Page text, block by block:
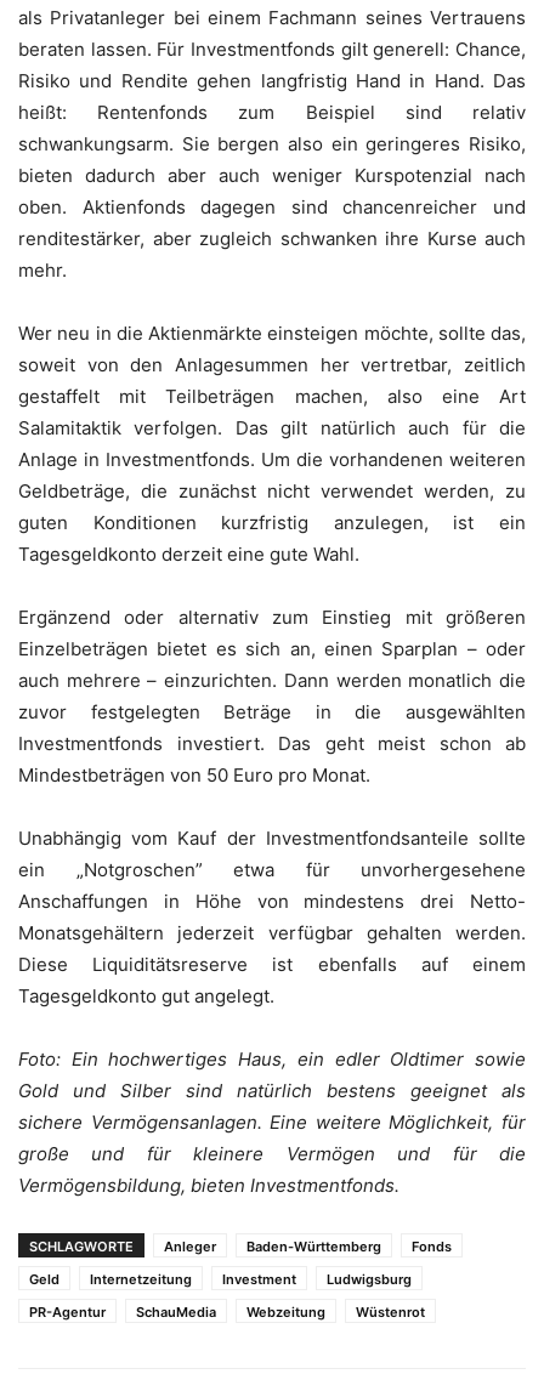
als Privatanleger bei einem Fachmann seines Vertrauens
beraten lassen. Für Investmentfonds gilt generell: Chance,
Risiko und Rendite gehen langfristig Hand in Hand. Das
heißt: Rentenfonds zum Beispiel sind relativ
schwankungsarm. Sie bergen also ein geringeres Risiko,
bieten dadurch aber auch weniger Kurspotenzial nach
oben. Aktienfonds dagegen sind chancenreicher und
renditestärker, aber zugleich schwanken ihre Kurse auch
mehr.
Wer neu in die Aktienmärkte einsteigen möchte, sollte das,
soweit von den Anlagesummen her vertretbar, zeitlich
gestaffelt mit Teilbeträgen machen, also eine Art
Salamitaktik verfolgen. Das gilt natürlich auch für die
Anlage in Investmentfonds. Um die vorhandenen weiteren
Geldbeträge, die zunächst nicht verwendet werden, zu
guten Konditionen kurzfristig anzulegen, ist ein
Tagesgeldkonto derzeit eine gute Wahl.
Ergänzend oder alternativ zum Einstieg mit größeren
Einzelbeträgen bietet es sich an, einen Sparplan – oder
auch mehrere – einzurichten. Dann werden monatlich die
zuvor festgelegten Beträge in die ausgewählten
Investmentfonds investiert. Das geht meist schon ab
Mindestbeträgen von 50 Euro pro Monat.
Unabhängig vom Kauf der Investmentfondsanteile sollte
ein „Notgroschen” etwa für unvorhergesehene
Anschaffungen in Höhe von mindestens drei Netto-
Monatsgehältern jederzeit verfügbar gehalten werden.
Diese Liquiditätsreserve ist ebenfalls auf einem
Tagesgeldkonto gut angelegt.
Foto: Ein hochwertiges Haus, ein edler Oldtimer sowie
Gold und Silber sind natürlich bestens geeignet als
sichere Vermögensanlagen. Eine weitere Möglichkeit, für
große und für kleinere Vermögen und für die
Vermögensbildung, bieten Investmentfonds.
SCHLAGWORTE Anleger Baden-Württemberg
Fonds
Geld
Internetzeitung Investment
Ludwigsburg
PR-Agentur
SchauMedia Webzeitung Wüstenrot